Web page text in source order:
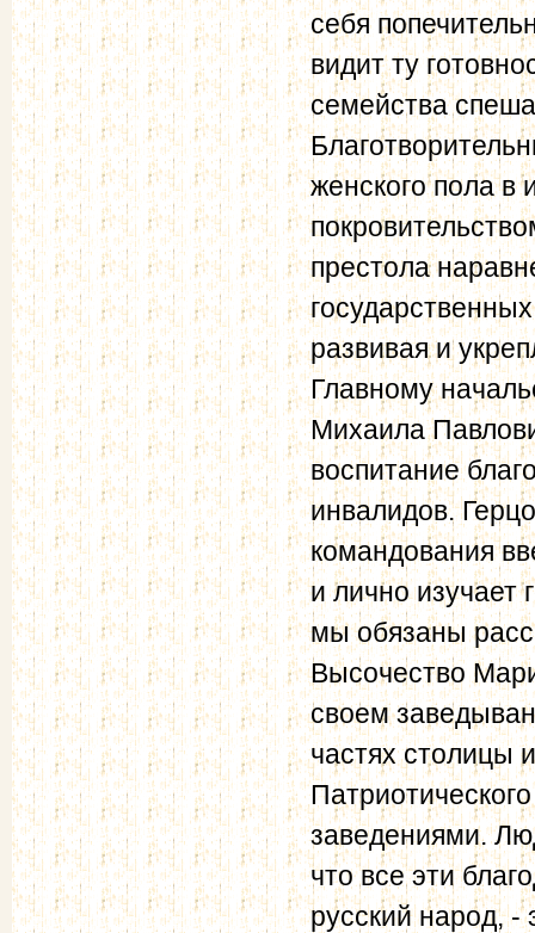
себя
видит ту
семейства
женского пола в
престола
развивая и
Главному
Михаила
воспитание
инвалидов.
командования
и лично изучает
мы обязаны
Высочество
своем
частях столицы
заведениями.
что все эти
русский народ, -